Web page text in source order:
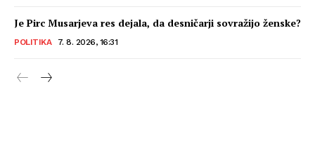
Je Pirc Musarjeva res dejala, da desničarji sovražijo ženske?
POLITIKA 7. 8. 2026, 16:31